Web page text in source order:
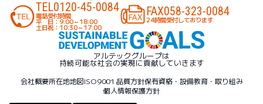
TEL0120-45-0084
電話受付時間
平 日：9:00～18:00
土日祝：10:30～17:00
FAX058-323-0084
24時間受付しております
アルテックグループは
持続可能な社会の実現に貢献していきます
会社概要所在地地図ISO9001 品質方針保有資格・設備教育・取り組み
個人情報保護方針